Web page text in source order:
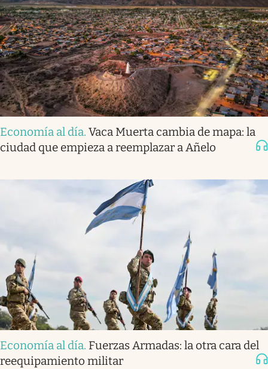
Economía al día. Vaca Muerta cambia de mapa: la
ciudad que empieza a reemplazar a Añelo
Economía al día. Fuerzas Armadas: la otra cara del
reequipamiento militar